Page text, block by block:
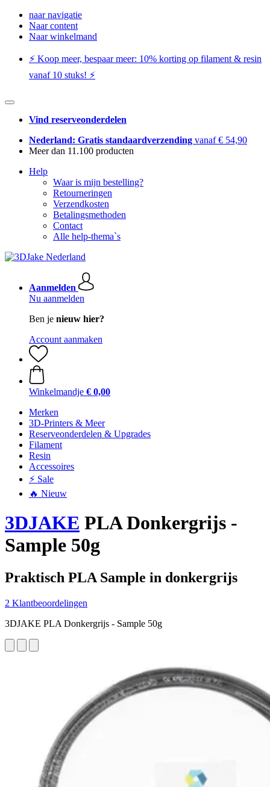
naar navigatie
Naar content
Naar winkelmand
⚡️ Koop meer, bespaar meer: ​​10% korting op filament & resin
vanaf 10 stuks! ⚡️
Vind reserveonderdelen
Nederland: Gratis standaardverzending vanaf € 54,90
Meer dan 11.100 producten
Help
Waar is mijn bestelling?
Retourneringen
Verzendkosten
Betalingsmethoden
Contact
Alle help-thema`s
Aanmelden
Nu aanmelden
Ben je nieuw hier?
Account aanmaken
Winkelmandje € 0,00
Merken
3D-Printers & Meer
Reserveonderdelen & Upgrades
Filament
Resin
Accessoires
⚡ Sale
🔥 Nieuw
3DJAKE PLA Donkergrijs -
Sample 50g
Praktisch PLA Sample in donkergrijs
2 Klantbeoordelingen
3DJAKE PLA Donkergrijs - Sample 50g